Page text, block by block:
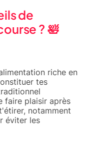
de
? 🛀
riche en
tes
faire plaisir après
notamment
éviter les